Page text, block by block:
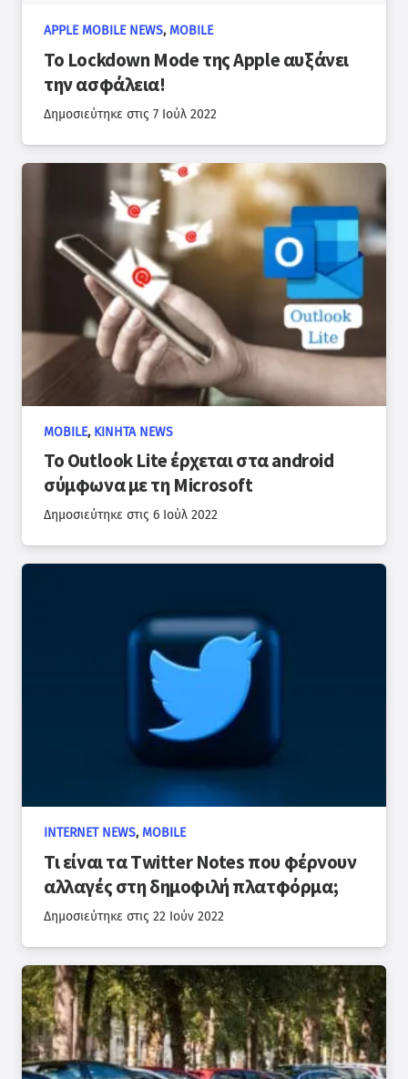
APPLE MOBILE NEWS, MOBILE
Το Lockdown Mode της Apple αυξάνει
την ασφάλεια!
Δημοσιεύτηκε στις 7 Ιούλ 2022
MOBILE, ΚΙΝΗΤΆ NEWS
Το Outlook Lite έρχεται στα android
σύμφωνα με τη Microsoft
Δημοσιεύτηκε στις 6 Ιούλ 2022
INTERNET NEWS, MOBILE
Τι είναι τα Twitter Notes που φέρνουν
αλλαγές στη δημοφιλή πλατφόρμα;
Δημοσιεύτηκε στις 22 Ιούν 2022